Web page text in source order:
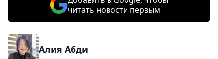
читать новости первым
Алия Абди